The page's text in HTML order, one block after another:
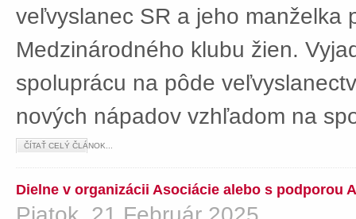
veľvyslanec SR a jeho manželka
Medzinárodného klubu žien.
spoluprácu na pôde
nových nápadov vzhľadom na
ČÍTAŤ CELÝ ČLÁNOK...
Dielne v organizácii Asociácie alebo s podporou